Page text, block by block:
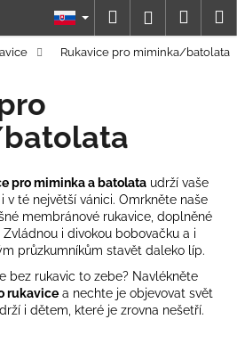
Hľadať
košík
Rukavice pro miminka/batolata
pro miminka a batolata udrží vaše
v té největší vánici. Omrkněte naše
membránové rukavice, doplněné
i divokou bobovačku a i
průzkumníkům stavět daleko líp.
bez rukavic to zebe? Navlékněte
rukavice a nechte je objevovat svět
i dětem, které je zrovna nešetří.